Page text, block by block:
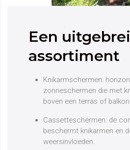
Een
assortiment
Knikarmschermen:
zonneschermen die met
boven een terras of balkon.
Cassetteschermen: de
beschermt knikarmen en
weersinvloeden.